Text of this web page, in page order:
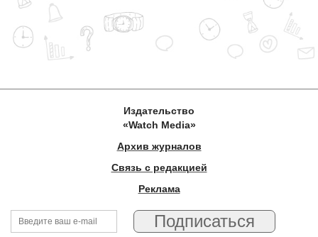
Издательство
«Watch Media»
Архив журналов
Связь с редакцией
Реклама